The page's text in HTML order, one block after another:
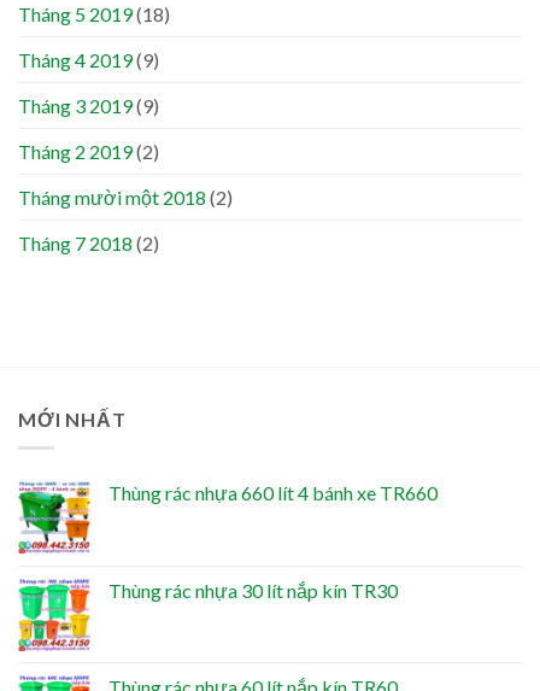
Tháng 5 2019(18)
Tháng 4 2019(9)
Tháng 3 2019(9)
Tháng 2 2019(2)
Tháng mười một 2018 (2)
Tháng 7 2018 (2)
MỚI NHẤT
Thùng rác nhựa 660 lít 4 bánh xe TR660
Thùng rác nhựa 30 lít nắp kín TR30